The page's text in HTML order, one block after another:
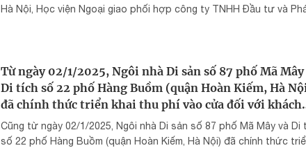
Hà Nội, Học viện Ngoại giao phối hợp công ty TNHH Đầu tư và
Từ ngày 02/1/2025, Ngôi nhà Di sản số 87 phố Mã Mây
Di tích số 22 phố Hàng Buồm (quận Hoàn Kiếm, Hà
đã chính thức triển khai thu phí vào cửa đối với khách
tham quan
Cũng từ ngày 02/1/2025, Ngôi nhà Di sản số 87 phố Mã Mây và Di
số 22 phố Hàng Buồm (quận Hoàn Kiếm, Hà Nội) đã chính thức